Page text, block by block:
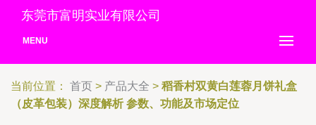
东莞市富明实业有限公司
MENU
当前位置： 首页 > 产品大全 > 稻香村双黄白莲蓉月饼礼盒
（皮革包装）深度解析 参数、功能及市场定位